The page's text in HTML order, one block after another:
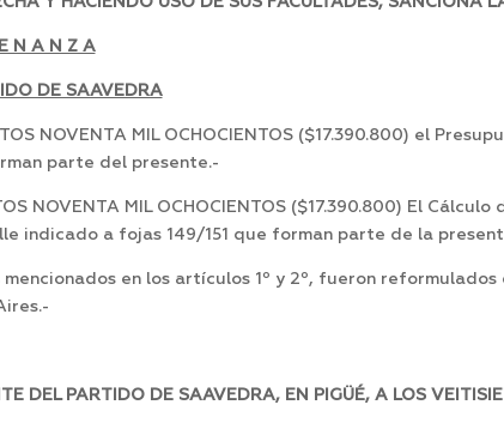
N A N Z A
DE SAAVEDRA
NOVENTA MIL OCHOCIENTOS ($17.390.800) el
parte del presente.-
NOVENTA MIL OCHOCIENTOS ($17.390.800) El Cálculo
indicado a fojas 149/151 que forman parte de la
en los artículos 1º y 2º, fueron
DEL PARTIDO DE SAAVEDRA, EN PIGÜÉ, A LOS